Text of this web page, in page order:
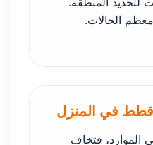
الحالات.
الموارد، فتخاف